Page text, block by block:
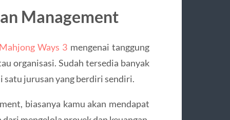
Management
Ways 3 mengenai tanggung
organisasi. Sudah tersedia banyak
satu jurusan yang berdiri sendiri.
biasanya kamu akan mendapat